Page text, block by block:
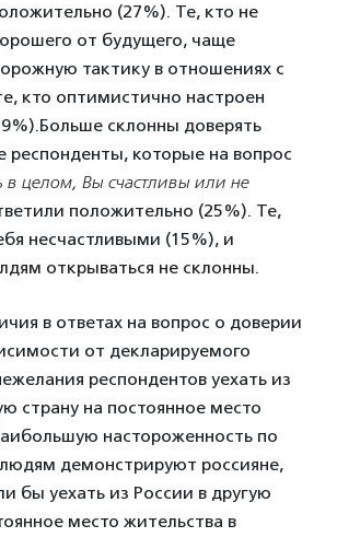
(27%). Те, кто не
от будущего, чаще
тактику в отношениях с
кто оптимистично настроен
склонны доверять
которые на вопрос
в целом, Вы счастливы или не
положительно (25%). Те,
несчастливыми (15%), и
открываться не склонны.
в ответах на вопрос о доверии
от декларируемого
респондентов уехать из
страну на постоянное место
настороженность по
демонстрируют россияне,
бы уехать из России в другую
место жительства в